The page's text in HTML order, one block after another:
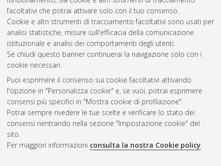
facoltativi che potrai attivare solo con il tuo consenso.
Cookie e altri strumenti di tracciamento facoltativi sono usati per
analisi statistiche, misure sull'efficacia della comunicazione
istituzionale e analisi dei comportamenti degli utenti.
Se chiudi questo banner continuerai la navigazione solo con i
cookie necessari.
Puoi esprimere il consenso sui cookie facoltativi attivando
l'opzione in "Personalizza cookie" e, se vuoi, potrai esprimere
consensi più specifici in "Mostra cookie di profilazione".
Potrai sempre rivedere le tue scelte e verificare lo stato dei
consensi rientrando nella sezione "Impostazione cookie" del
sito.
Per maggiori informazioni consulta la nostra Cookie policy.
Altri metadati
Gestione del documento:
Atom
Rss 1.0
Rss 2.0
ISSN: 2038-7946